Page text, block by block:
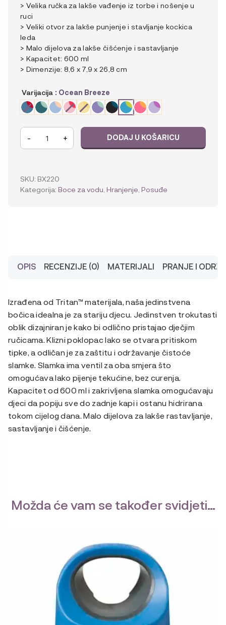
> Velika ručka za lakše vađenje iz torbe i nošenje u
ruci
> Veliki otvor za lakše punjenje i stavljanje kockica
leda
> Malo dijelova za lakše čišćenje i sastavljanje
> Kapacitet: 600 ml
> Dimenzije: 8,6 x 7,9 x 26,8 cm
Varijacija : Ocean Breeze
b.box
Tritan™
slamkom,
600
- + DODAJ U KOŠARICU
SKU: BX220
Kategorija: Boce za vodu Hranjenje Posuđe
OPIS RECENZIJE (0) MATERIJALI PRANJE I
Izrađena od Tritan™ materijala, naša jedinstvena
bočica idealna je za stariju djecu. Jedinstven trokutasti
oblik dizajniran je kako bi odlično pristajao dječjim
ručicama. Klizni poklopac lako se otvara pritiskom
tipke, a odličan je za zaštitu i održavanje čistoće
slamke. Slamka ima ventil za oba smjera što
omogućava lako pijenje tekućine, bez curenja.
Kapacitet od 600 ml i zakrivljena slamka omogućavaju
djeci da popiju sve do zadnje kapi i ostanu hidrirana
tokom cijelog dana. Malo dijelova za lakše rastavljanje,
sastavljanje i čišćenje.
Možda će vam se također svidjeti…